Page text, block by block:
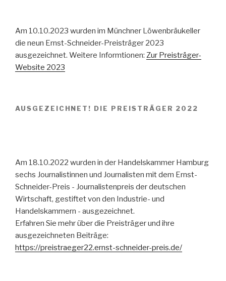
Am 10.10.2023 wurden im Münchner Löwenbräukeller
die neun Ernst-Schneider-Preisträger 2023
ausgezeichnet. Weitere Informtionen: Zur Preisträger-
Website 2023
AUSGEZEICHNET! DIE PREISTRÄGER 2022
Am 18.10.2022 wurden in der Handelskammer Hamburg
sechs Journalistinnen und Journalisten mit dem Ernst-
Schneider-Preis - Journalistenpreis der deutschen
Wirtschaft, gestiftet von den Industrie- und
Handelskammern - ausgezeichnet.
Erfahren Sie mehr über die Preisträger und ihre
ausgezeichneten Beiträge:
https://preistraeger22.ernst-schneider-preis.de/